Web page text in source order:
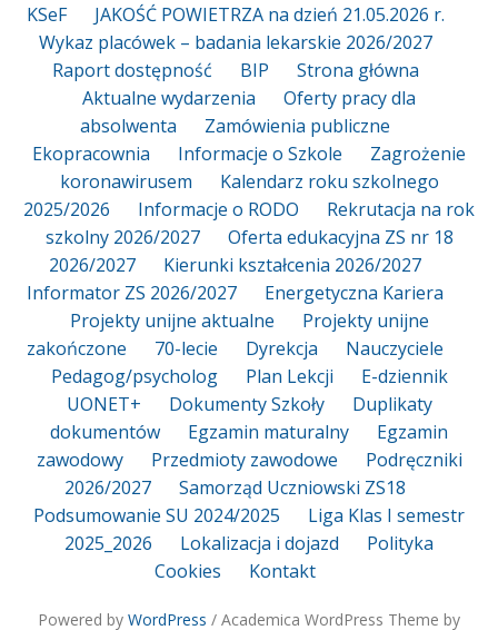
KSeF
JAKOŚĆ POWIETRZA na dzień 21.05.2026 r.
Wykaz placówek – badania lekarskie 2026/2027
Raport dostępność
BIP
Strona główna
Aktualne wydarzenia
Oferty pracy dla
absolwenta
Zamówienia publiczne
Ekopracownia
Informacje o Szkole
Zagrożenie
koronawirusem
Kalendarz roku szkolnego
2025/2026
Informacje o RODO
Rekrutacja na rok
szkolny 2026/2027
Oferta edukacyjna ZS nr 18
2026/2027
Kierunki kształcenia 2026/2027
Informator ZS 2026/2027
Energetyczna Kariera
Projekty unijne aktualne
Projekty unijne
zakończone
70-lecie Dyrekcja
Nauczyciele
Pedagog/psycholog
Plan Lekcji
E-dziennik
UONET+
Dokumenty Szkoły
Duplikaty
dokumentów
Egzamin maturalny
Egzamin
zawodowy
Przedmioty zawodowe
Podręczniki
2026/2027
Samorząd Uczniowski ZS18
Podsumowanie SU 2024/2025
Liga Klas I semestr
2025_2026
Lokalizacja i dojazd
Polityka
Cookies
Kontakt
Powered by WordPress / Academica WordPress Theme by